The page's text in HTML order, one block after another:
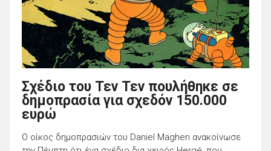
Σχέδιο του Τεν Τεν πουλήθηκε σε
δημοπρασία για σχεδόν 150.000
ευρώ
Ο οίκος δημοπρασιών του Daniel Maghen ανακοίνωσε